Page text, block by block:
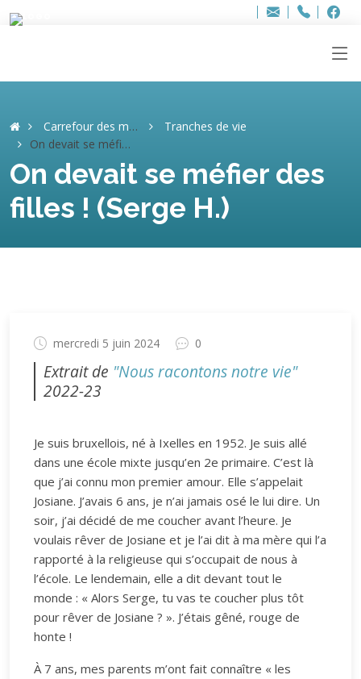
Adresse
info..hâthe..
Tel.
Tel.
Carrefour des mémoires
Tranches de vie
On devait se méfier des filles ! (Serge H.)
On devait se méfier des
filles ! (Serge H.)
mercredi 5 juin 2024 0
Extrait de "Nous racontons notre vie"
2022-23
Je suis bruxellois, né à Ixelles en 1952. Je suis allé
dans une école mixte jusqu’en 2e primaire. C’est là
que j’ai connu mon premier amour. Elle s’appelait
Josiane. J’avais 6 ans, je n’ai jamais osé le lui dire. Un
soir, j’ai décidé de me coucher avant l’heure. Je
voulais rêver de Josiane et je l’ai dit à ma mère qui l’a
rapporté à la religieuse qui s’occupait de nous à
l’école. Le lendemain, elle a dit devant tout le
monde : « Alors Serge, tu vas te coucher plus tôt
pour rêver de Josiane ? ». J’étais gêné, rouge de
honte !
À 7 ans, mes parents m’ont fait connaître « les